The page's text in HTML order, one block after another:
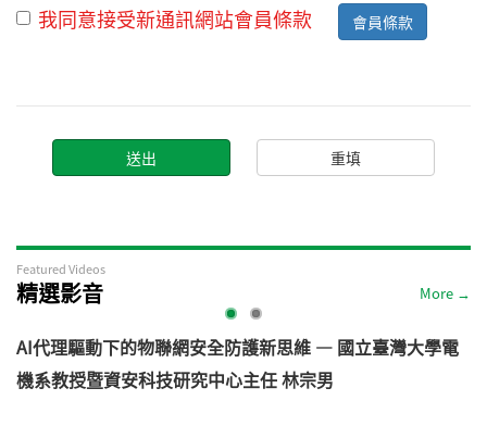
我同意接受新通訊網站會員條款
會員條款
Featured Videos
精選影音 More →
AI代理驅動下的物聯網安全防護新思維 — 國立臺灣大學電
機系教授暨資安科技研究中心主任 林宗男